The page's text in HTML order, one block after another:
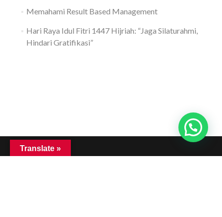
Memahami Result Based Management
Hari Raya Idul Fitri 1447 Hijriah: “Jaga Silaturahmi,
Hindari Gratifikasi”
Translate »